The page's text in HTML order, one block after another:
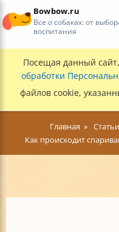
Bowbow.ru
Все о собаках: от
воспитания
Посещая данный
обработки
файлов cookie,
Главная Статьи
Как происходит